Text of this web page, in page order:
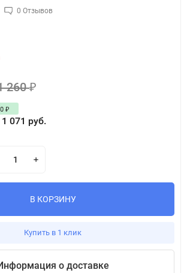
0 Отзывов
260₽
₽
071 руб.
В КОРЗИНУ
Купить в 1 клик
о доставке